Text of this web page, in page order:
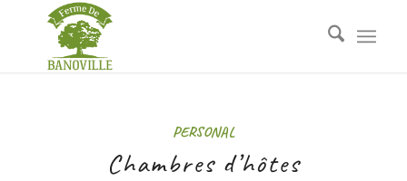
PERSONAL
Chambres d’hôtes